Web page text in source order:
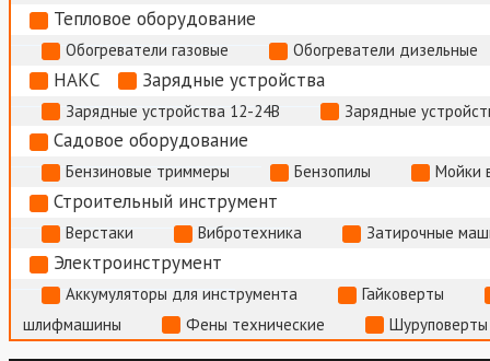
Тепловое оборудование
Обогреватели газовые Обогреватели дизельные
НАКС Зарядные устройства
Зарядные устройства 12-24В Зарядные
Садовое оборудование
Бензиновые триммеры Бензопилы Мойки
Строительный инструмент
Верстаки Вибротехника Затирочные
Электроинструмент
Аккумуляторы для инструмента
Гайковерты
шлифмашины
Фены технические